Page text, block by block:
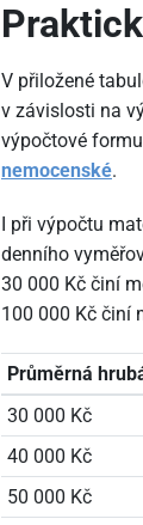
V přiložené
v závislosti na
výpočtové
nemocenské.
I při výpočtu
denního
30 000 Kč činí
100 000 Kč činí
Průměrná
30 000 Kč
40 000 Kč
50 000 Kč